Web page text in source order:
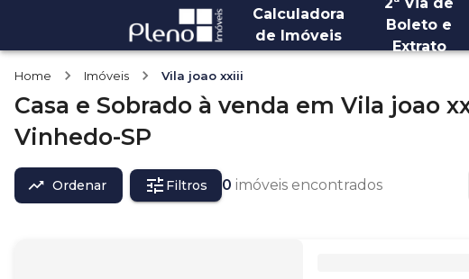
Calculadora
de Imóveis
Boleto e
Extrato
Home Imóveis Vila joao xxiii
Casa e Sobrado à venda em Vila joao
Vinhedo-SP
Ordenar Filtros 0 imóveis encontrados